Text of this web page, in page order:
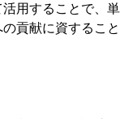
用することで、単
貢献に資すること